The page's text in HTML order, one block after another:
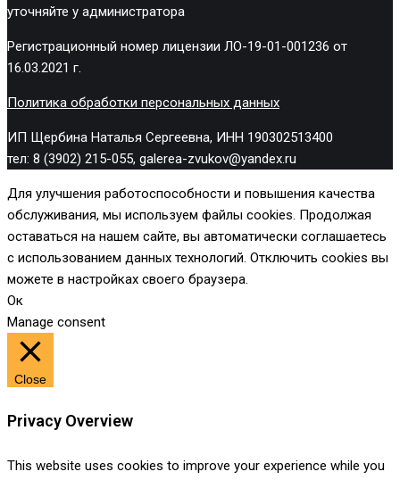
уточняйте у администратора
Регистрационный номер лицензии ЛО-19-01-001236 от
16.03.2021 г.
Политика обработки персональных данных
ИП Щербина Наталья Сергеевна, ИНН 190302513400
тел: 8 (3902) 215-055, galerea-zvukov@yandex.ru
Для улучшения работоспособности и повышения качества
обслуживания, мы используем файлы cookies. Продолжая
оставаться на нашем сайте, вы автоматически соглашаетесь
с использованием данных технологий. Отключить cookies вы
можете в настройках своего браузера.
Ок
Manage consent
Close
Privacy Overview
This website uses cookies to improve your experience while you